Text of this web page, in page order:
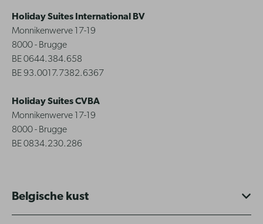
Holiday Suites International BV
Monnikenwerve 17-19
8000 - Brugge
BE 0644.384.658
BE 93.0017.7382.6367
Holiday Suites CVBA
Monnikenwerve 17-19
8000 - Brugge
BE 0834.230.286
Belgische kust